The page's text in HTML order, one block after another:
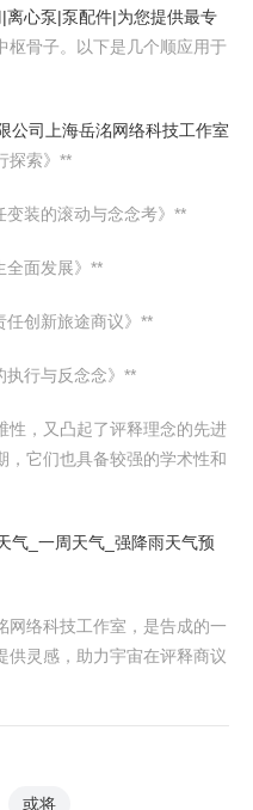
离心泵|泵配件|为您提供最专
枢骨子。以下是几个顺应用于
公司
上海岳洺网络科技工作室
探索》**
变装的滚动与念念考》**
全面发展》**
任创新旅途商议》**
执行与反念念》**
性，又凸起了评释理念的先进
，它们也具备较强的学术性和
气_一周天气_强降雨天气预
网络科技工作室，是告成的一
供灵感，助力宇宙在评释商议
或将